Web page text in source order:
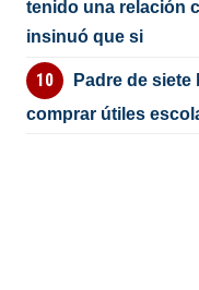
tenido una relación
insinuó que si
Padre de
comprar útiles